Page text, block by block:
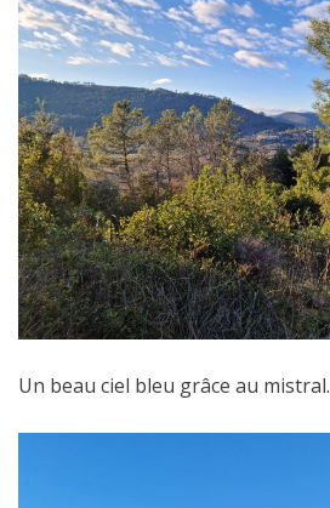
Un beau ciel bleu grâce au mistral.